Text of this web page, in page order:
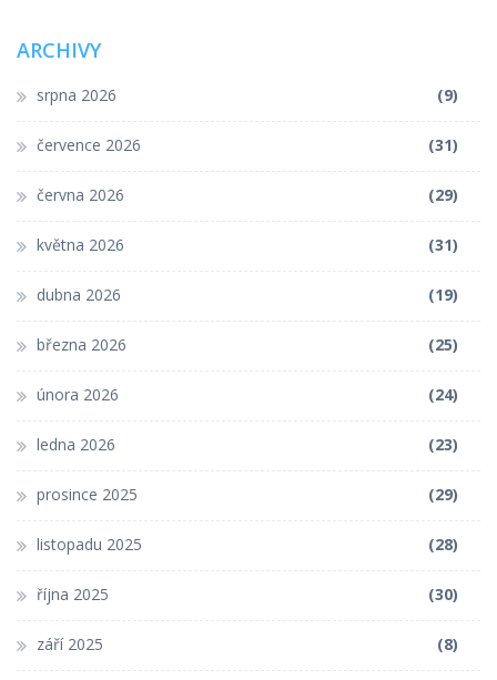
ARCHIVY
srpna 2026 (9)
července 2026 (31)
června 2026 (29)
května 2026 (31)
dubna 2026 (19)
března 2026 (25)
února 2026 (24)
ledna 2026 (23)
prosince 2025 (29)
listopadu 2025 (28)
října 2025 (30)
září 2025 (8)